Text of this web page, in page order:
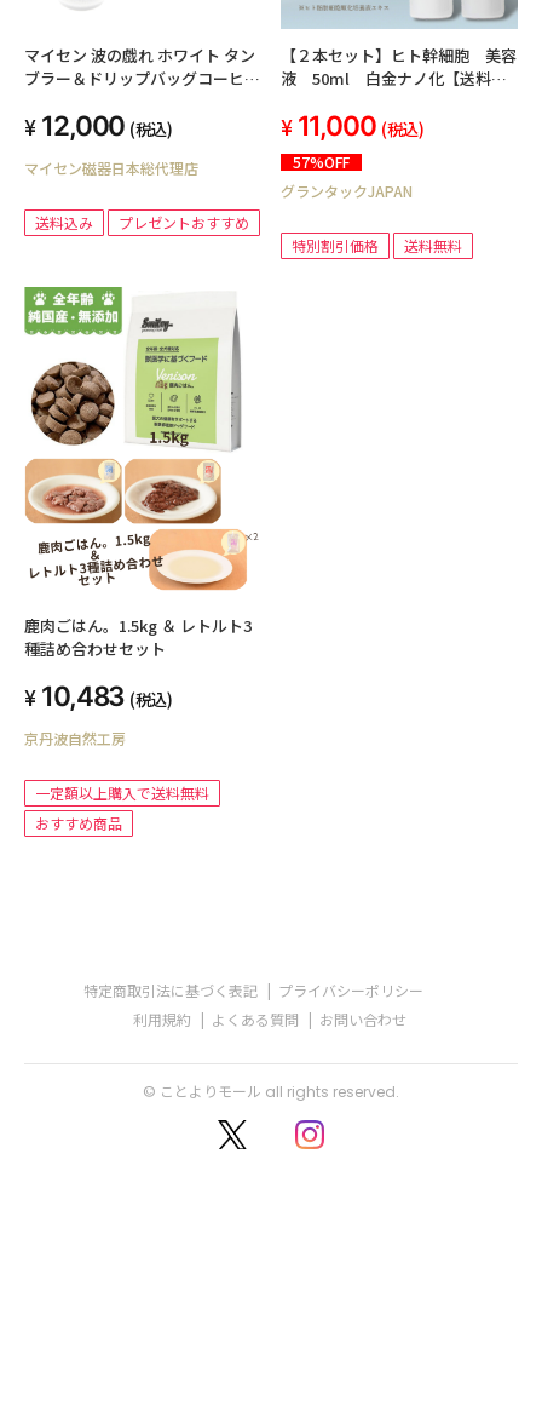
マイセン 波の戯れ ホワイト タン
ブラー＆ドリップバッグコーヒー
料込】
12,000 (税込)
マイセン磁器日本総代理店
送料込み プレゼントおすすめ
【２本セット】ヒト幹細胞 美容
液 50ml 白金ナノ化【送料無
11,000 (税込)
57%OFF
グランタックJAPAN
特別割引価格 送料無料
鹿肉ごはん。1.5kg ＆ レトルト3
種詰め合わせセット
10,483 (税込)
京丹波自然工房
一定額以上購入で送料無料
おすすめ商品
特定商取引法に基づく表記
プライバシーポリシー
利用規約
よくある質問 お問い合わせ
© ことよりモール all rights reserved.